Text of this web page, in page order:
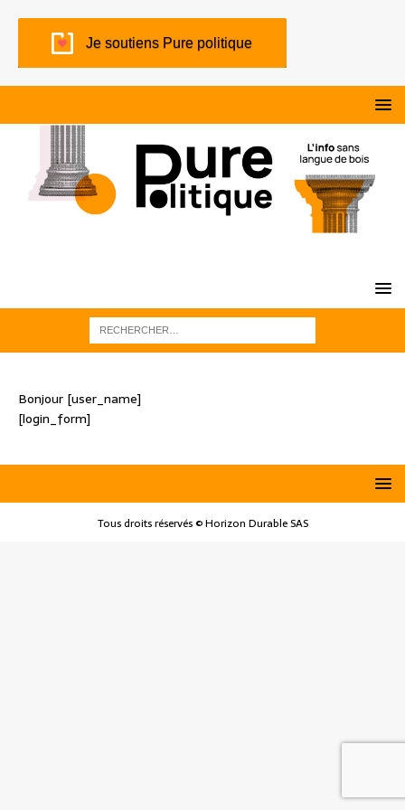
Je soutiens Pure politique
Bonjour [user_name]
[login_form]
Tous droits réservés © Horizon Durable SAS